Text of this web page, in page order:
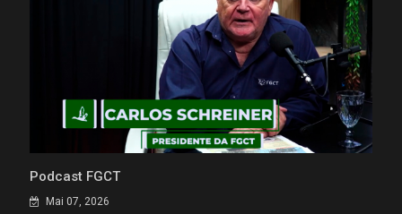
Podcast FGCT
Mai 07, 2026